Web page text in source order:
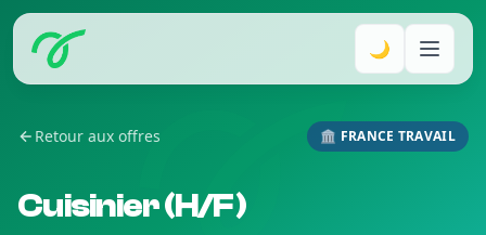
🌙
Retour aux offres 🏛️ FRANCE TRAVAIL
Cuisinier (H/F)